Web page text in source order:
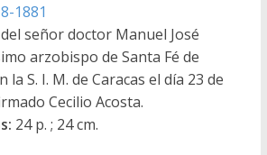
1881
señor doctor Manuel José
arzobispo de Santa Fé de
S. I. M. de Caracas el día 23 de
Cecilio Acosta.
24 p. ; 24 cm.